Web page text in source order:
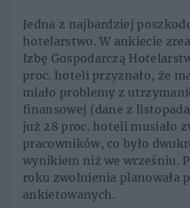
Jedna z najbardziej
hotelarstwo. W ankiecie
Izbę Gospodarczą
proc. hoteli przyznało, że
miało problemy z
finansowej (dane z
już 28 proc. hoteli musiało
pracowników, co było
wynikiem niż we wrześniu.
roku zwolnienia planowała
ankietowanych.